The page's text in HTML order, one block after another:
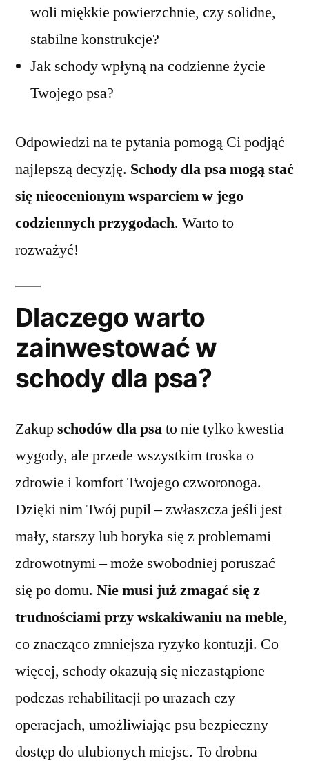
woli miękkie powierzchnie, czy solidne,
stabilne konstrukcje?
Jak schody wpłyną na codzienne życie
Twojego psa?
Odpowiedzi na te pytania pomogą Ci podjąć
najlepszą decyzję. Schody dla psa mogą stać
się nieocenionym wsparciem w jego
codziennych przygodach. Warto to
rozważyć!
Dlaczego warto
zainwestować w
schody dla psa?
Zakupschodów dla psato nie tylko kwestia
wygody, ale przede wszystkim troska o
zdrowie i komfort Twojego czworonoga.
Dzięki nim Twój pupil – zwłaszcza jeśli jest
mały, starszy lub boryka się z problemami
zdrowotnymi – może swobodniej poruszać
się po domu. Nie musi już zmagać się z
trudnościami przy wskakiwaniu na meble,
co znacząco zmniejsza ryzyko kontuzji. Co
więcej, schody okazują się niezastąpione
podczas rehabilitacji po urazach czy
operacjach, umożliwiając psu bezpieczny
dostęp do ulubionych miejsc. To drobna